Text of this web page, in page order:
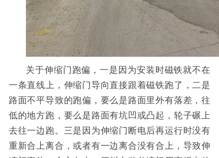
关于伸缩门跑偏，一是因为安装时磁铁就不在
一条直线上，伸缩门导向直接跟着磁铁跑了，二是
路面不平导致的跑偏，要么是路面里外有落差，往
低的地方跑，要么是路面有坑凹或凸起，轮子碾上
去往一边跑。三是因为伸缩门断电后再运行时没有
重新合上离合，或者有一边离合没有合上，导致伸